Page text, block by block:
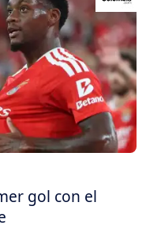
gol con el